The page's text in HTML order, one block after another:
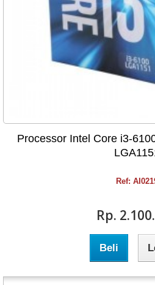
Processor Intel Core i3-
Ref:
Rp‎.
Beli